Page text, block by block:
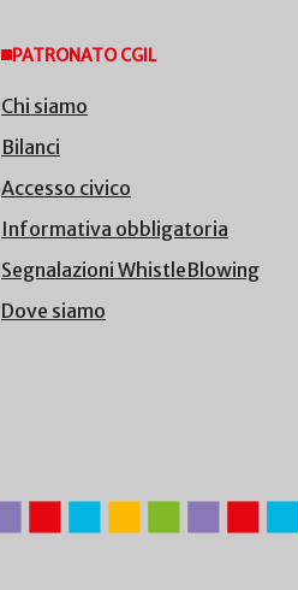
PATRONATO CGIL
Chi siamo
Bilanci
Accesso civico
Informativa obbligatoria
Segnalazioni WhistleBlowing
Dove siamo